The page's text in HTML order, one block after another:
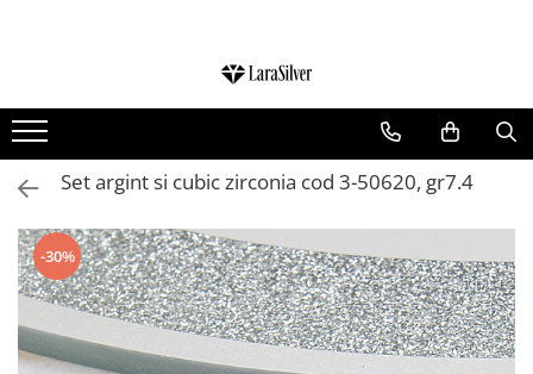
CERCEI ARGINT
BRATARI ARGINT
COLIERE ARGINT
LANTISOARE ARGINT
CRUCIULITE SI ICONITE ARGINT
PANDANTIVE ARGINT
BROSE ARGINT
Set argint si cubic zirconia cod 3-50620, gr7.4
-30%